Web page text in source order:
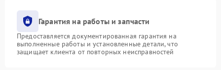
Гарантия на работы и запчасти
Предоставляется документированная гарантия на
выполненные работы и установленные детали, что
защищает клиента от повторных неисправностей